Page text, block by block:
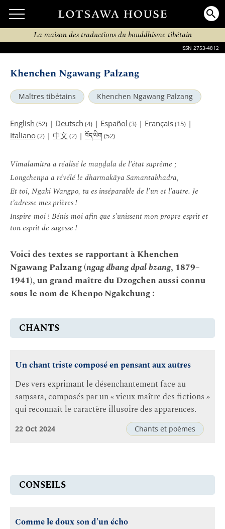
La maison des traductions du bouddhisme tibétain
ISSN 2753-4812
Khenchen Ngawang Palzang
Maîtres tibétains Khenchen Ngawang Palzang
English (52) | Deutsch (4) | Español (3) | Français(15) |
Italiano(2) | 中文 (2) | བོད་ཡིག (52)
Vimalamitra a réalisé le maṇḍala de l’état suprême ;
Longchenpa a révélé le dharmakāya Samantabhadra,
Et toi, Ngaki Wangpo, tu es inséparable de l’un et l’autre. Je
t’adresse mes prières !
Inspire-moi ! Bénis-moi afin que s’unissent mon propre esprit et
ton esprit de sagesse !
Voici des textes se rapportant à Khenchen
Ngawang Palzang (ngag dbang dpal bzang, 1879–
1941), un grand maître du Dzogchen aussi connu
sous le nom de Khenpo Ngakchung :
CHANTS
Un chant triste composé en pensant aux autres
Des vers exprimant le désenchantement face au
saṃsāra, composés par un « vieux maître des fictions »
qui reconnaît le caractère illusoire des apparences.
Chants et poèmes
22 Oct 2024
CONSEILS
Comme le doux son d’un écho